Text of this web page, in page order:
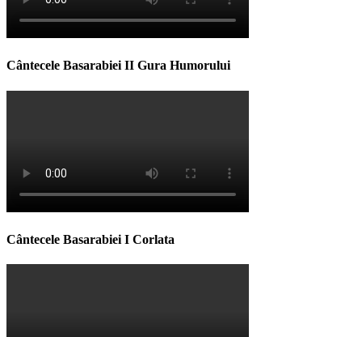
Cântecele Basarabiei II Gura Humorului
Cântecele Basarabiei I Corlata